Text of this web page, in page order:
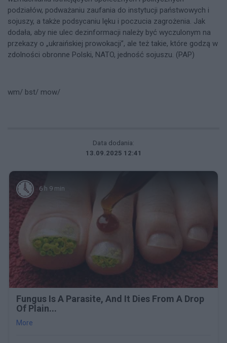
podziałów, podważaniu zaufania do instytucji państwowych i
sojuszy, a także podsycaniu lęku i poczucia zagrożenia. Jak
dodała, aby nie ulec dezinformacji należy być wyczulonym na
przekazy o „ukraińskiej prowokacji”, ale też takie, które godzą w
zdolności obronne Polski, NATO, jedność sojuszu. (PAP)
wm/ bst/ mow/
Data dodania:
13.09.2025 12:41
6 h 9 min
Fungus Is A Parasite, And It Dies From A Drop
Of Plain...
More